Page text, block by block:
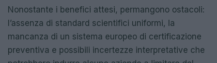
Nonostante i benefici attesi, permangono ostacoli:
l’assenza di standard scientifici uniformi, la
mancanza di un sistema europeo di certificazione
preventiva e possibili incertezze interpretative che